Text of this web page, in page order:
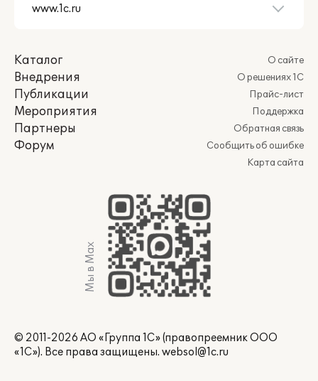
Каталог
Внедрения
Публикации
Мероприятия
Партнеры
Форум
О сайте
О решениях 1С
Прайс-лист
Поддержка
Обратная связь
Сообщить об ошибке
Карта сайта
Мы в Max
© 2011-2026 АО «Группа 1С» (правопреемник ООО
«1С»). Все права защищены. websol@1c.ru